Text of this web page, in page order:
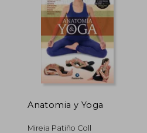
55%
dcto.
Anatomia y Yoga
Mireia Patiño Coll